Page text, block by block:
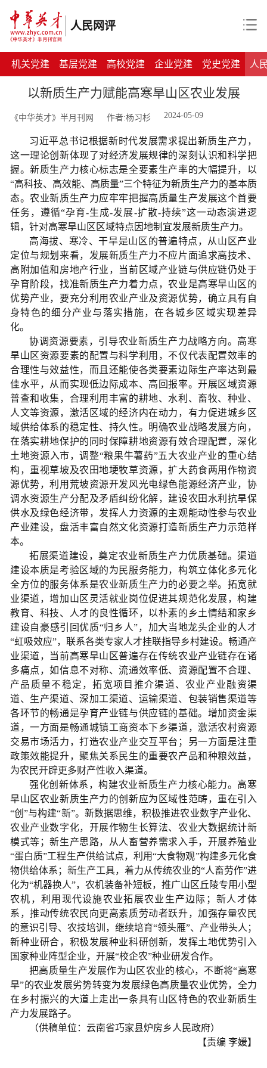
人民网评
机关党建 基层党建 高校党建 企业党建 党史党建 人
以新质生产力赋能高寒旱山区农业发展
《中华英才》半月刊网 作者:杨习杉 2024-05-09
习近平总书记根据新时代发展需求提出新质生产力，
这一理论创新体现了对经济发展规律的深刻认识和科学把
握。新质生产力核心标志是全要素生产率的大幅提升，以
“高科技、高效能、高质量”三个特征为新质生产力的基本质
态。农业新质生产力应牢牢把握高质量生产发展这个首要
任务，遵循“孕育-生成-发展-扩散-持续”这一动态演进逻
辑，针对高寒旱山区区域特点因地制宜发展新质生产力。
高海拔、寒冷、干旱是山区的普遍特点，从山区产业
定位与规划来看，发展新质生产力不应片面追求高技术、
高附加值和房地产行业，当前区域产业链与供应链仍处于
孕育阶段，找准新质生产力着力点，农业是高寒旱山区的
优势产业，要充分利用农业产业及资源优势，确立具有自
身特色的细分产业与落实措施，在各城乡区域实现差异
化。
协调资源要素，引导农业新质生产力战略方向。高寒
旱山区资源要素的配置与科学利用，不仅代表配置效率的
合理性与效益性，而且还能使各类要素边际生产率达到最
佳水平，从而实现低边际成本、高回报率。开展区域资源
普查和收集，合理利用丰富的耕地、水利、畜牧、种业、
人文等资源，激活区域的经济内在动力，有力促进城乡区
域供给体系的稳定性、持久性。明确农业战略发展方向，
在落实耕地保护的同时保障耕地资源有效合理配置，深化
土地资源入市，调整“粮果牛薯药”五大农业产业的重心结
构，重视草坡及农田地埂牧草资源，扩大药食两用作物资
源优势，利用荒坡资源开发风光电绿色能源经济产业，协
调水资源生产分配及矛盾纠纷化解，建设农田水利抗旱保
供水及绿色经济带，发挥人力资源的主观能动性参与农业
产业建设，盘活丰富自然文化资源打造新质生产力示范样
本。
拓展渠道建设，奠定农业新质生产力优质基础。渠道
建设本质是考验区域的为民服务能力，构筑立体化多元化
全方位的服务体系是农业新质生产力的必要之举。拓宽就
业渠道，增加山区灵活就业岗位促进其规范化发展，构建
教育、科技、人才的良性循环，以朴素的乡土情结和家乡
建设自豪感引回优质“归乡人”，加大当地龙头企业的人才
“虹吸效应”，联系各类专家人才挂联指导乡村建设。畅通产
业渠道，当前高寒旱山区普遍存在传统农业产业链存在诸
多痛点，如信息不对称、流通效率低、资源配置不合理、
产品质量不稳定，拓宽项目推介渠道、农业产业融资渠
道、生产渠道、深加工渠道、运输渠道、包装销售渠道等
各环节的畅通是孕育产业链与供应链的基础。增加资金渠
道，一方面是畅通城镇工商资本下乡渠道，激活农村资源
交易市场活力，打造农业产业交互平台；另一方面是注重
政策效能提升，聚焦关系民生的重要农产品和种粮效益，
为农民开辟更多财产性收入渠道。
强化创新体系，构建农业新质生产力核心能力。高寒
旱山区农业新质生产力的创新应为区域性范畴，重在引入
“创”与构建“新”。新数据思维，积极推进农业数字产业化、
农业产业数字化，开展作物生长算法、农业大数据统计新
模式等；新生产思路，从人畜营养需求入手，开展养殖业
“蛋白质”工程生产供给试点，利用“大食物观”构建多元化食
物供给体系；新生产工具，着力从传统农业的“人畜劳作”进
化为“机器换人”，农机装备补短板，推广山区丘陵专用小型
农机，利用现代设施农业拓展农业生产边际；新人才体
系，推动传统农民向更高素质劳动者跃升，加强存量农民
的意识引导、农技培训，继续培育“领头雁”、产业带头人；
新种业研合，积极发展种业科研创新，发挥土地优势引入
国家种业阵型企业，开展“校企农”种业研发合作。
把高质量生产发展作为山区农业的核心，不断将“高寒
旱”的农业发展劣势转变为发展绿色高质量农业优势，全力
在乡村振兴的大道上走出一条具有山区特色的农业新质生
产力发展路子。
（供稿单位：云南省巧家县炉房乡人民政府）
【责编 李媛】